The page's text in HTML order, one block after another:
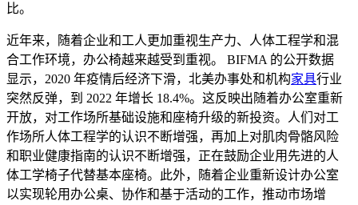
比。
近年来，随着企业和工人更加重视生产力、人体工程学和混
合工作环境，办公椅越来越受到重视。 BIFMA 的公开数据
显示，2020 年疫情后经济下滑，北美办事处和机构家具行业
突然反弹，到 2022 年增长 18.4%。这反映出随着办公室重新
开放，对工作场所基础设施和座椅升级的新投资。人们对工
作场所人体工程学的认识不断增强，再加上对肌肉骨骼风险
和职业健康指南的认识不断增强，正在鼓励企业用先进的人
体工学椅子代替基本座椅。此外，随着企业重新设计办公室
以实现轮用办公桌、协作和基于活动的工作，推动市场增